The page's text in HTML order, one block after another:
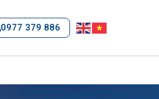
0977 379 886